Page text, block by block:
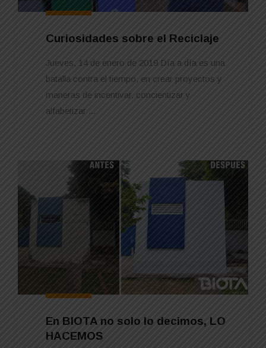
Curiosidades sobre el Reciclaje
Jueves, 14 de enero de 2019 Día a día es una
batalla contra el tiempo, en crear proyectos y
maneras de incentivar, concientizar y
alfabetizar ...
En BIOTA no solo lo decimos, LO
HACEMOS